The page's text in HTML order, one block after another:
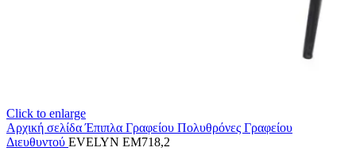
Click to enlarge
Αρχική σελίδαΈπιπλα Γραφείου Πολυθρόνες Γραφείου
Διευθυντού EVELYN EM718,2